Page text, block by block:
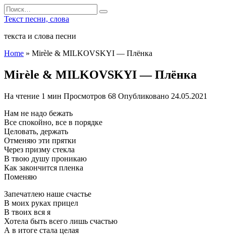
Перейти
к
Search
for:
Текст песни, слова
текста и слова песни
Home » Mirèle & MILKOVSKYI — Плёнка
Mirèle & MILKOVSKYI — Плёнка
На чтение 1 мин Просмотров 68 Опубликовано 24.05.2021
Нам не надо бежать
Все спокойно, все в порядке
Целовать, держать
Отменяю эти прятки
Через призму стекла
В твою душу проникаю
Как закончится пленка
Поменяю
Запечатлею наше счастье
В моих руках прицел
В твоих вся я
Хотела быть всего лишь счастью
А в итоге стала целая